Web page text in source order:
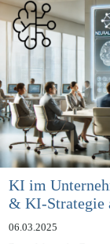
KI im
& KI-Strategie